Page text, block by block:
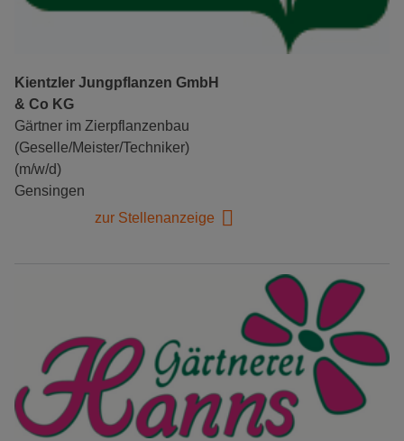
Kientzler Jungpflanzen GmbH
& Co KG
Gärtner im Zierpflanzenbau
(Geselle/Meister/Techniker)
(m/w/d)
Gensingen
zur Stellenanzeige